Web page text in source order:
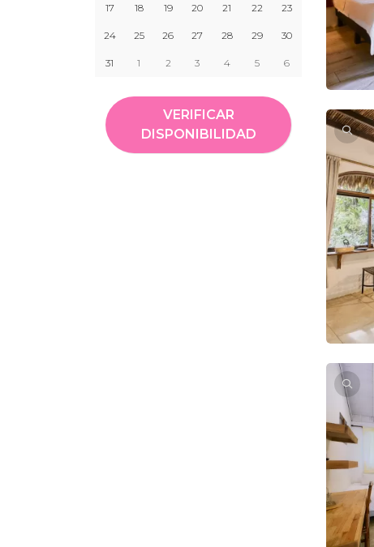
17 18 19 20 21 22 23
24 25 26 27 28 29 30
31 1 2 3 4 5 6
VERIFICAR
DISPONIBILIDAD